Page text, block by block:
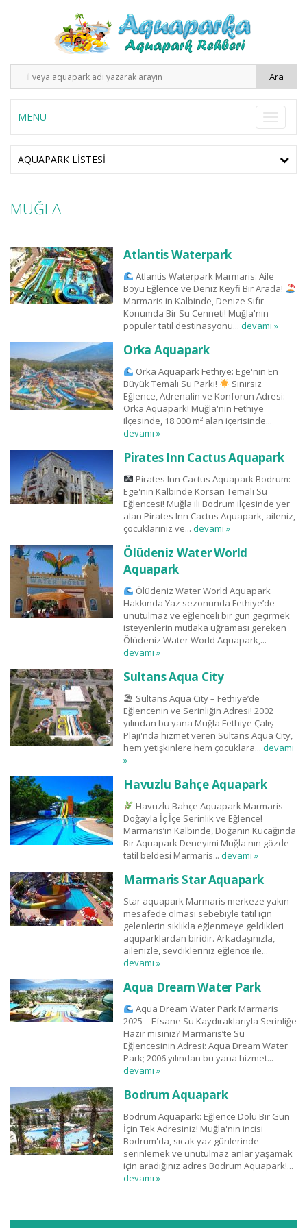
MENÜ
AQUAPARK LISTESI
MUĞLA
Atlantis Waterpark
Atlantis Waterpark Marmaris: Aile
Boyu Eğlence ve Deniz Keyfi Bir Arada!
Marmaris'in Kalbinde, Denize Sıfır
Konumda Bir Su Cenneti! Muğla'nın
popüler tatil destinasyonu... devamı »
Orka Aquapark
Orka Aquapark Fethiye: Ege'nin En
Büyük Temalı Su Parkı!
Sınırsız
Eğlence, Adrenalin ve Konforun Adresi:
Orka Aquapark! Muğla'nın Fethiye
ilçesinde, 18.000 m² alan içerisinde...
devamı »
Pirates Inn Cactus Aquapark
Pirates Inn Cactus Aquapark Bodrum:
Ege'nin Kalbinde Korsan Temalı Su
Eğlencesi! Muğla ili Bodrum ilçesinde yer
alan Pirates Inn Cactus Aquapark, aileniz,
çocuklarınız ve... devamı »
Ölüdeniz Water World
Aquapark
Ölüdeniz Water World Aquapark
Hakkında Yaz sezonunda Fethiye’de
unutulmaz ve eğlenceli bir gün geçirmek
isteyenlerin mutlaka uğraması gereken
Ölüdeniz Water World Aquapark,...
devamı »
Sultans Aqua City
🏖 Sultans Aqua City – Fethiye’de
Eğlencenin ve Serinliğin Adresi! 2002
yılından bu yana Muğla Fethiye Çalış
Plajı'nda hizmet veren Sultans Aqua City,
hem yetişkinlere hem çocuklara... devamı
»
Havuzlu Bahçe Aquapark
Havuzlu Bahçe Aquapark Marmaris –
Doğayla İç İçe Serinlik ve Eğlence!
Marmaris’in Kalbinde, Doğanın Kucağında
Bir Aquapark Deneyimi Muğla'nın gözde
tatil beldesi Marmaris... devamı »
Marmaris Star Aquapark
Star aquapark Marmaris merkeze yakın
mesafede olması sebebiyle tatil için
gelenlerin sıklıkla eğlenmeye geldikleri
aquparklardan biridir. Arkadaşınızla,
ailenizle, sevdikleriniz eğlence ile...
devamı »
Aqua Dream Water Park
Aqua Dream Water Park Marmaris
2025 – Efsane Su Kaydıraklarıyla Serinliğe
Hazır mısınız? Marmaris’te Su
Eğlencesinin Adresi: Aqua Dream Water
Park; 2006 yılından bu yana hizmet...
devamı »
Bodrum Aquapark
Bodrum Aquapark: Eğlence Dolu Bir Gün
İçin Tek Adresiniz! Muğla'nın incisi
Bodrum'da, sıcak yaz günlerinde
serinlemek ve unutulmaz anlar yaşamak
için aradığınız adres Bodrum Aquapark!...
devamı »